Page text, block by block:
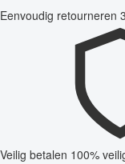
Eenvoudig retourneren
Veilig betalen 100%